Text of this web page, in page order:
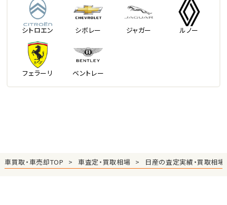
シトロエン シボレー ジャガー ルノー
フェラーリ ベントレー
車買取・車売却TOP 車査定・買取相場 日産の査定実績・買取相場